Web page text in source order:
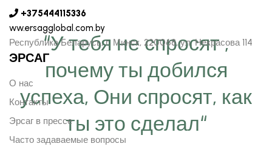
“У тебя не спросят ,
почему ты добился
успеха, Они спросят, как
ты это сделал“
+375444115336
ww.ersagglobal.com.by
Республика Беларусь, г. Минск, 220068, ул. Некрасова 114
ЭРСАГ
О нас
Контакты
Эрсаг в прессе
Часто задаваемые вопросы